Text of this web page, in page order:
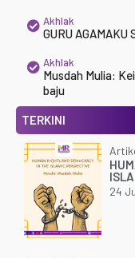
Akhlak
GURU AGAMAKU
Akhlak
Musdah Mulia:
baju
TERKINI
24